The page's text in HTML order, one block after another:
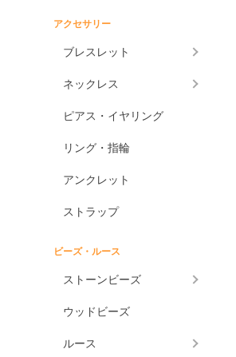
アクセサリー
ブレスレット
ネックレス
ピアス・イヤリング
リング・指輪
アンクレット
ストラップ
ビーズ・ルース
ストーンビーズ
ウッドビーズ
ルース